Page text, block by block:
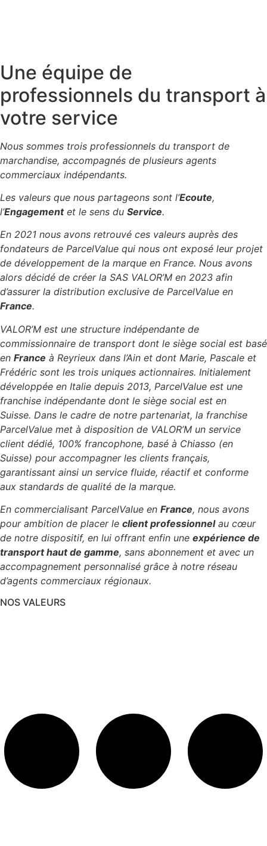
Une équipe de
professionnels du transport à
votre service
Nous sommes trois professionnels du transport de
marchandise, accompagnés de plusieurs agents
commerciaux indépendants.
Les valeurs que nous partageons sont l’Ecoute,
l’Engagementet le sens du Service.
En 2021 nous avons retrouvé ces valeurs auprès des
fondateurs de ParcelValue qui nous ont exposé leur projet
de développement de la marque en France. Nous avons
alors décidé de créer la SAS VALOR’M en 2023 afin
d’assurer la distribution exclusive de ParcelValue en
France.
VALOR’M est une structure indépendante de
commissionnaire de transport dont le siège social est basé
en France à Reyrieux dans l’Ain et dont Marie, Pascale et
Frédéric sont les trois uniques actionnaires. Initialement
développée en Italie depuis 2013, ParcelValue est une
franchise indépendante dont le siège social est en
Suisse. Dans le cadre de notre partenariat, la franchise
ParcelValue met à disposition de VALOR’M un service
client dédié, 100% francophone, basé à Chiasso (en
Suisse) pour accompagner les clients français,
garantissant ainsi un service fluide, réactif et conforme
aux standards de qualité de la marque.
En commercialisant ParcelValue en France, nous avons
pour ambition de placer le client professionnelau cœur
de notre dispositif, en lui offrant enfin une expérience de
transport haut de gamme, sans abonnement et avec un
accompagnement personnalisé grâce à notre réseau
d’agents commerciaux régionaux.
NOS VALEURS